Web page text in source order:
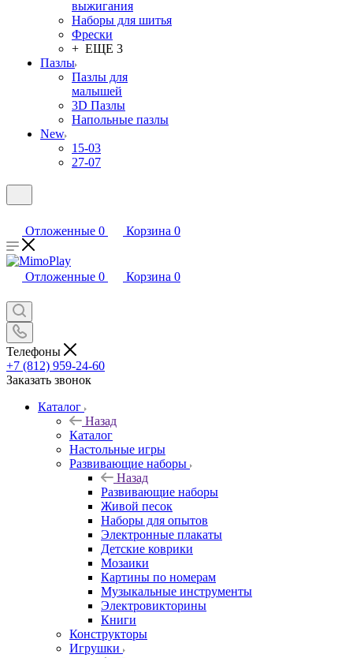
выжигания
Наборы для шитья
Фрески
+ ЕЩЕ 3
Пазлы
Пазлы для
малышей
3D Пазлы
Напольные пазлы
New
15-03
27-07
Отложенные 0 Корзина 0
Отложенные 0 Корзина 0
Телефоны
+7 (812) 959-24-60
Заказать звонок
Каталог
Назад
Каталог
Настольные игры
Развивающие наборы
Назад
Развивающие наборы
Живой песок
Наборы для опытов
Электронные плакаты
Детские коврики
Мозаики
Картины по номерам
Музыкальные инструменты
Электровикторины
Книги
Конструкторы
Игрушки